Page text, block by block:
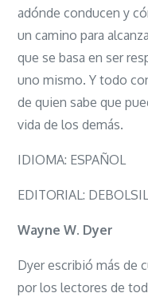
adónde conducen y
un camino para
que se basa en ser
uno mismo. Y todo
de quien sabe que
vida de los demás.
IDIOMA: ESPAÑOL
EDITORIAL:
Wayne W. Dyer
Dyer escribió más de
por los lectores de